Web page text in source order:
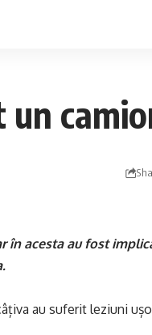
în acesta au fost
au suferit leziuni